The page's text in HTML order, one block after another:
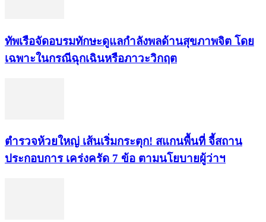
ทัพเรือจัดอบรมทักษะดูแลกำลังพลด้านสุขภาพจิต โดย
เฉพาะในกรณีฉุกเฉินหรือภาวะวิกฤต
ตำรวจห้วยใหญ่ เส้นเริ่มกระตุก! สแกนพื้นที่ จี้สถาน
ประกอบการ เคร่งครัด 7 ข้อ ตามนโยบายผู้ว่าฯ